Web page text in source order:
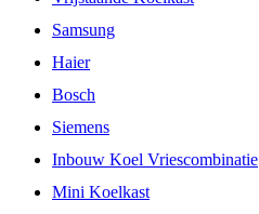
Samsung
Haier
Bosch
Siemens
Inbouw Koel Vriescombinatie
Mini Koelkast